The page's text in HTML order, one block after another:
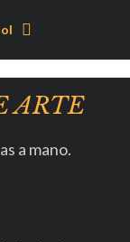
ARTE
a mano.